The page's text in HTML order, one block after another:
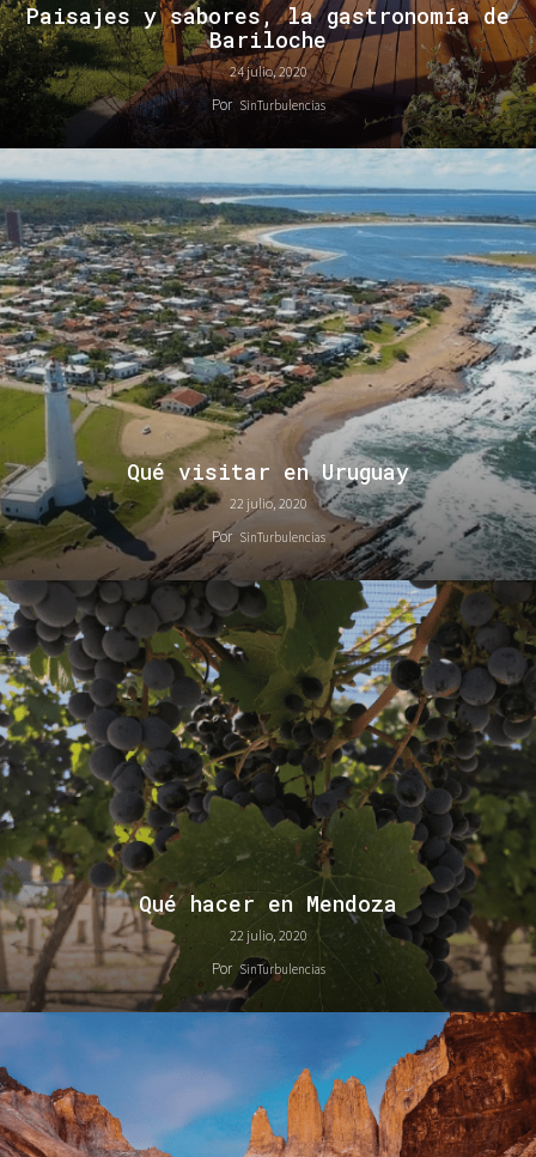
Paisajes y sabores, la gastronomía de
Bariloche
24 julio, 2020
Por SinTurbulencias
Qué visitar en Uruguay
22 julio, 2020
Por SinTurbulencias
Qué hacer en Mendoza
22 julio, 2020
Por SinTurbulencias